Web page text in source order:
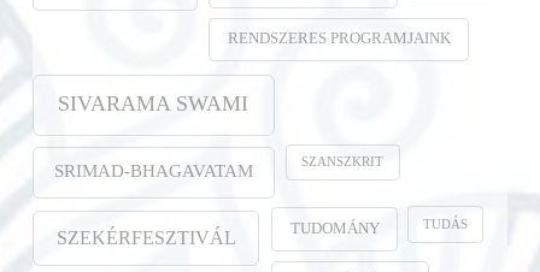
RENDSZERES PROGRAMJAINK
SIVARAMA SWAMI
SRIMAD-BHAGAVATAM SZANSZKRIT
SZEKÉRFESZTIVÁL TUDOMÁNY TUDÁS